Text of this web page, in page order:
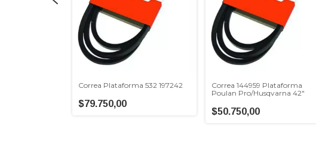
Correa Plataforma 532 197242
$79.750,00
Correa 144959 Plataforma
Poulan Pro/Husqvarna 42"
$50.750,00